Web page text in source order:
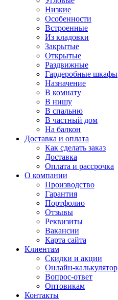
Низкие
Особенности
Встроенные
Из кладовки
Закрытые
Открытые
Раздвижные
Гардеробные шкафы
Назначение
В комнату
В нишу
В спальню
В частный дом
На балкон
Доставка и оплата
Как сделать заказ
Доставка
Оплата и рассрочка
О компании
Производство
Гарантия
Портфолио
Отзывы
Реквизиты
Вакансии
Карта сайта
Клиентам
Скидки и акции
Онлайн-калькулятор
Вопрос-ответ
Оптовикам
Контакты